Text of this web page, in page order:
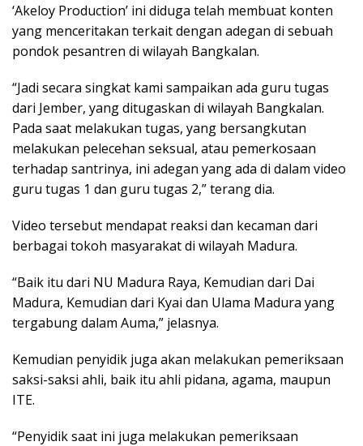
‘Akeloy Production’ ini diduga telah membuat konten
yang menceritakan terkait dengan adegan di sebuah
pondok pesantren di wilayah Bangkalan.
“Jadi secara singkat kami sampaikan ada guru tugas
dari Jember, yang ditugaskan di wilayah Bangkalan.
Pada saat melakukan tugas, yang bersangkutan
melakukan pelecehan seksual, atau pemerkosaan
terhadap santrinya, ini adegan yang ada di dalam video
guru tugas 1 dan guru tugas 2,” terang dia.
Video tersebut mendapat reaksi dan kecaman dari
berbagai tokoh masyarakat di wilayah Madura.
“Baik itu dari NU Madura Raya, Kemudian dari Dai
Madura, Kemudian dari Kyai dan Ulama Madura yang
tergabung dalam Auma,” jelasnya.
Kemudian penyidik juga akan melakukan pemeriksaan
saksi-saksi ahli, baik itu ahli pidana, agama, maupun
ITE.
“Penyidik saat ini juga melakukan pemeriksaan